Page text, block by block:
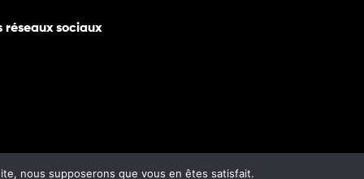
réseaux sociaux
nous supposerons que vous en êtes satisfait.